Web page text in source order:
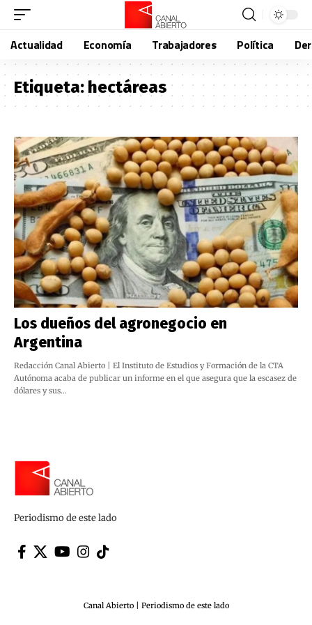
Actualidad Economía Trabajadores Política
Etiqueta:hectáreas
Los dueños del agronegocio en
Argentina
Redacción Canal Abierto | El Instituto de Estudios y Formación de la CTA
Autónoma acaba de publicar un informe en el que asegura que la escasez de
dólares y sus…
Periodismo de este lado
Canal Abierto | Periodismo de este lado